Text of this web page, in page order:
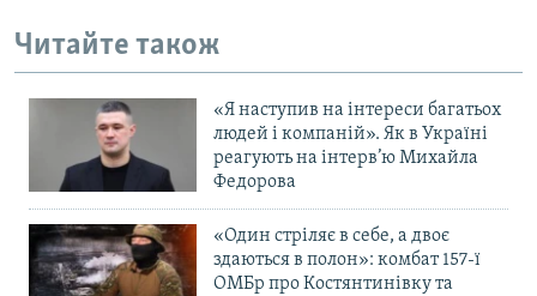
Читайте також
«Я наступив на інтереси багатьох
людей і компаній». Як в Україні
реагують на інтерв’ю Михайла
Федорова
«Один стріляє в себе, а двоє
здаються в полон»: комбат 157-ї
ОМБр про Костянтинівку та